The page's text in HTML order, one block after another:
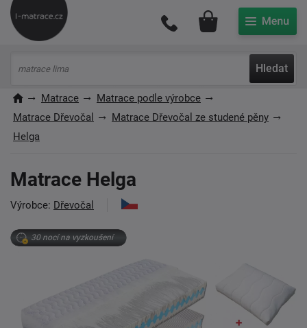
Hledat
Můj účet
Matrace
Matrace podle výrobce
Matrace Dřevočal
Matrace Dřevočal ze studené pěny
Helga
Matrace Helga
Výrobce: Dřevočal
30 nocí na vyzkoušení